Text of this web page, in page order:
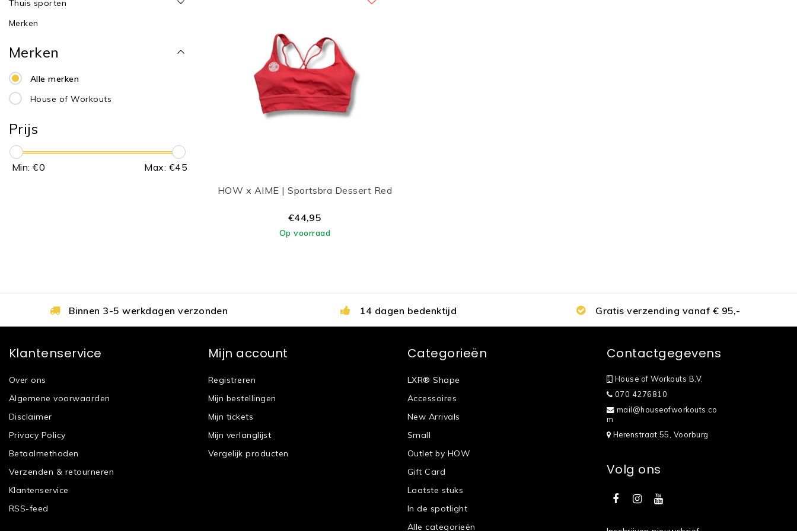
Thuis sporten
Merken
Merken
Alle merken
House of Workouts
Prijs
Min: €0 Max: €45
HOW x AIME | Sportsbra Dessert Red
€44,95
Op voorraad
Binnen 3-5 werkdagen verzonden 14 dagen bedenktijd Gratis verzending vanaf € 95,-
Klantenservice
Over ons
Algemene voorwaarden
Disclaimer
Privacy Policy
Betaalmethoden
Verzenden & retourneren
Klantenservice
RSS-feed
Mijn account
Registreren
Mijn bestellingen
Mijn tickets
Mijn verlanglijst
Vergelijk producten
Categorieën
LXR® Shape
Accessoires
New Arrivals
Small
Outlet by HOW
Gift Card
Laatste stuks
In de spotlight
Alle categorieën
Contactgegevens
House of Workouts B.V.
070 4276810
mail@houseofworkouts.co
m
Herenstraat 55, Voorburg
Volg ons